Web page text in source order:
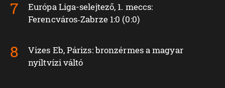
Európa Liga-selejtező, 1. meccs:
Ferencváros‑Zabrze 1:0 (0:0)
Vizes Eb, Párizs: bronzérmes a magyar
nyíltvízi váltó